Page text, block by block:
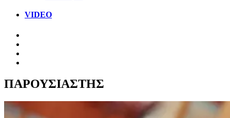
VIDEO
ΠΑΡΟΥΣΙΑΣΤΗΣ